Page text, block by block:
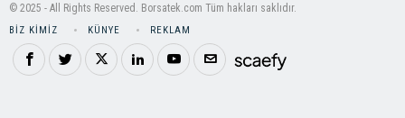
© 2025 - All Rights Reserved. Borsatek.com Tüm hakları saklıdır.
BIZ KIMIZ KÜNYE REKLAM